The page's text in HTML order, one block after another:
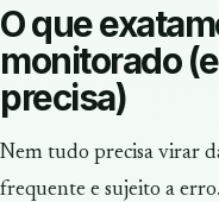
O que
monitorado
precisa)
Nem tudo precisa virar
frequente e sujeito a